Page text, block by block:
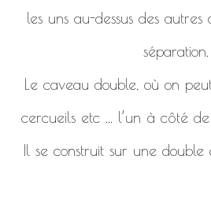
les uns au-dessus des
séparation.
Le caveau double, où on
cercueils etc ... l’un à côté
Il se construit sur une double